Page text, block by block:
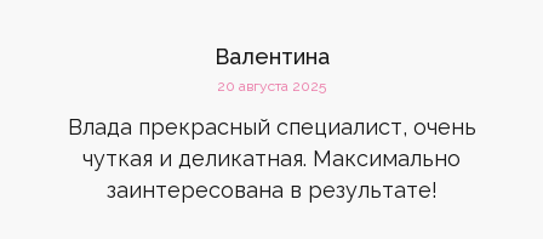
Валентина
20 августа 2025
Влада прекрасный специалист, очень
чуткая и деликатная. Максимально
заинтересована в результате!